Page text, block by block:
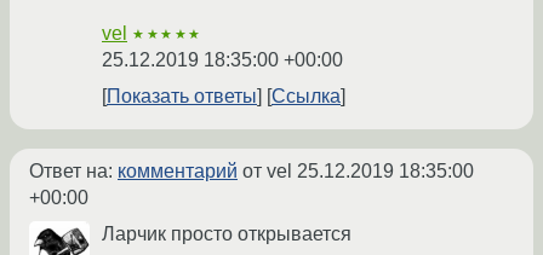
vel ★★★★★
25.12.2019 18:35:00 +00:00
Показать ответы
Ссылка
Ответ на: комментарий от vel 25.12.2019 18:35:00
+00:00
Ларчик просто открывается